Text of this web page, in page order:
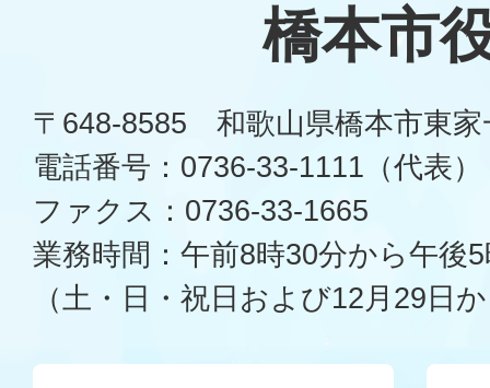
橋本市
〒648-8585 和歌山県橋本市東家
電話番号：0736-33-1111（代表）
ファクス：0736-33-1665
業務時間：午前8時30分から午後
（土・日・祝日および12月29日